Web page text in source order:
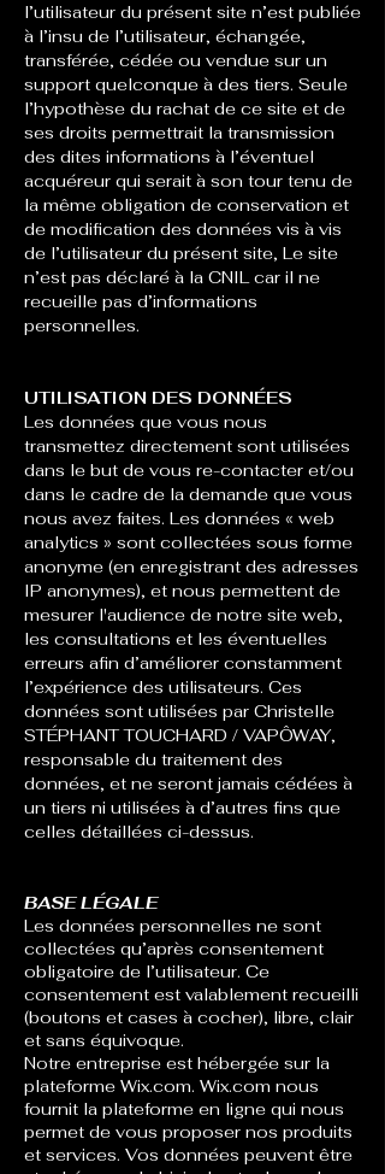
l’utilisateur du présent site n’est publiée
à l’insu de l’utilisateur, échangée,
transférée, cédée ou vendue sur un
support quelconque à des tiers. Seule
l’hypothèse du rachat de ce site et de
ses droits permettrait la transmission
des dites informations à l’éventuel
acquéreur qui serait à son tour tenu de
la même obligation de conservation et
de modification des données vis à vis
de l’utilisateur du présent site, Le site
n’est pas déclaré à la CNIL car il ne
recueille pas d’informations
personnelles.
UTILISATION DES DONNÉES
Les données que vous nous
transmettez directement sont utilisées
dans le but de vous re-contacter et/ou
dans le cadre de la demande que vous
nous avez faites. Les données « web
analytics » sont collectées sous forme
anonyme (en enregistrant des adresses
IP anonymes), et nous permettent de
mesurer l'audience de notre site web,
les consultations et les éventuelles
erreurs afin d’améliorer constamment
l’expérience des utilisateurs. Ces
données sont utilisées par Christelle
STÉPHANT TOUCHARD / VAPÔWAY,
responsable du traitement des
données, et ne seront jamais cédées à
un tiers ni utilisées à d’autres fins que
celles détaillées ci-dessus.
BASE LÉGALE
Les données personnelles ne sont
collectées qu’après consentement
obligatoire de l’utilisateur. Ce
consentement est valablement recueilli
(boutons et cases à cocher), libre, clair
et sans équivoque.
Notre entreprise est hébergée sur la
plateforme Wix.com. Wix.com nous
fournit la plateforme en ligne qui nous
permet de vous proposer nos produits
et services. Vos données peuvent être